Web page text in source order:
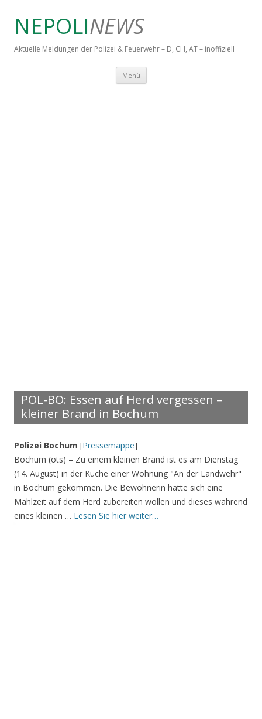
NEPOLINEWS
Aktuelle Meldungen der Polizei & Feuerwehr – D, CH, AT – inoffiziell
Menü Springe zum Inhalt
POL-BO: Essen auf Herd vergessen –
kleiner Brand in Bochum
Polizei Bochum [Pressemappe]
Bochum (ots) – Zu einem kleinen Brand ist es am Dienstag
(14. August) in der Küche einer Wohnung "An der Landwehr"
in Bochum gekommen. Die Bewohnerin hatte sich eine
Mahlzeit auf dem Herd zubereiten wollen und dieses während
eines kleinen … Lesen Sie hier weiter…